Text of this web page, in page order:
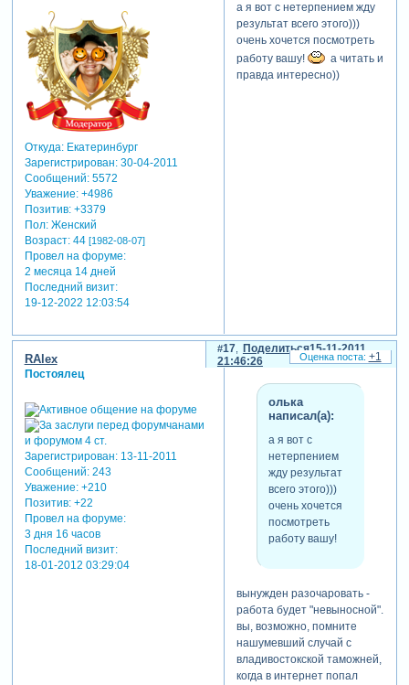
место на timeline. фокус, да
не совсем. первый слайд
повторился. но это
нестрашно, щелкнем его и
нажмем del. все, лишний
на timeline. снова щелкнем
правой
кнопкой мыши и
randomize transitions. и
третий раз щелкаем правой
кнопкой мыши и выберем
select none, чтобы снять
выделение со слайдов. кто
не хочет играться с меню,
может выбрать все слайды,
введя ctrl+a, а затем
вставить случайные
переходы по ctrl+shift+3.
Откуда:Екатеринбург
Зарегистрирован: 30-04-2011
Сообщений:5572
Уважение: +4986
Позитив: +3379
Пол:Женский
Возраст:44 [1982-08-07]
Провел на форуме:
2 месяца 14 дней
Последний визит:
19-12-2022 12:03:54
а я вот с нетерпением жду
результат всего этого)))
очень хочется посмотреть
работу вашу!
а читать и
правда интересно))
Поделиться
17
15-11-2011
21:46:26
RAlex
Постоялец
Зарегистрирован: 13-11-2011
Сообщений:243
Уважение: +210
Позитив: +22
Провел на форуме:
3 дня 16 часов
Последний визит:
18-01-2012 03:29:04
олька
написал(а):
а я вот с
нетерпением
жду результат
всего этого)))
очень хочется
посмотреть
работу вашу!
вынужден разочаровать -
работа будет "невыносной".
вы, возможно, помните
нашумевший случай с
владивостокской таможней,
когда в интернет попал
+1